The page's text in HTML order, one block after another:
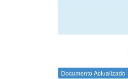
Documento Actualizado